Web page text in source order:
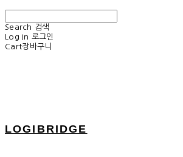
Search
검색
Log In 로그인
Cart장바구니
LOGIBRIDGE